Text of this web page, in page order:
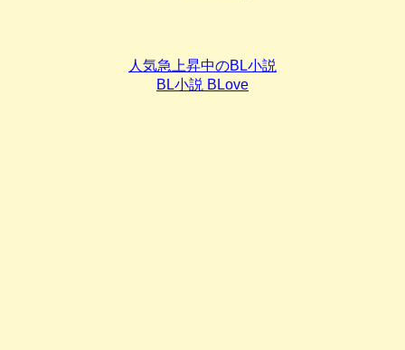
人気急上昇中のBL小説
BL小説 BLove